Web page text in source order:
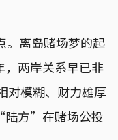
离岛赌场梦的起
，两岸关系早已非
对模糊、财力雄厚
方”在赌场公投